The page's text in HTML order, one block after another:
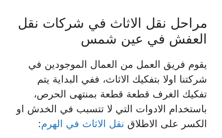
مراحل نقل الاثاث في شركات نقل
العفش في عين شمس
يقوم فريق العمل من العمال الموجودين في
شركتنا اولا بتفكيك الاثاث، ففي البداية يتم
تفكيك الغرف قطعة قطعة بمنتهى الحرص،
باستخدام الادوات التي لا تتسبب في الخدش او
الكسر على الاطلاق نقل الاثاث في الهرم: